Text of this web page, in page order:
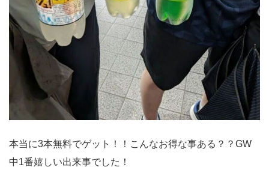
本当に3本無料でゲット！！こんなお得な事ある？？GW
中1番嬉しい出来事でした！